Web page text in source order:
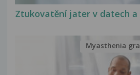
Ztukovatění jater v datech a
Myasthenia